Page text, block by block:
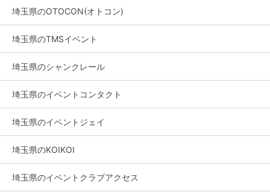
埼玉県のOTOCON(オトコン)
埼玉県のTMSイベント
埼玉県のシャンクレール
埼玉県のイベントコンタクト
埼玉県のイベントジェイ
埼玉県のKOIKOI
埼玉県のイベントクラブアクセス